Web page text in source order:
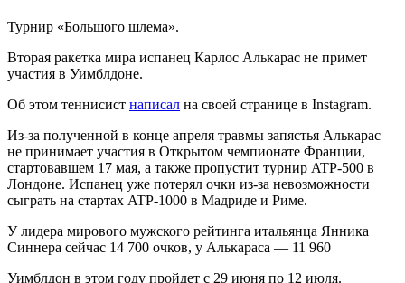
Турнир «Большого шлема».
Вторая ракетка мира испанец Карлос Алькарас не примет
участия в Уимблдоне.
Об этом теннисист написал на своей странице в Instagram.
Из-за полученной в конце апреля травмы запястья Алькарас
не принимает участия в Открытом чемпионате Франции,
стартовавшем 17 мая, а также пропустит турнир ATP-500 в
Лондоне. Испанец уже потерял очки из-за невозможности
сыграть на стартах ATP-1000 в Мадриде и Риме.
У лидера мирового мужского рейтинга итальянца Янника
Синнера сейчас 14 700 очков, у Алькараса — 11 960
Уимблдон в этом году пройдет с 29 июня по 12 июля.